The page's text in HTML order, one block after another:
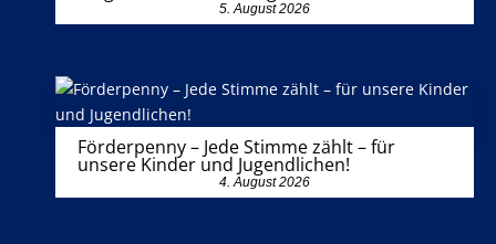
5. August 2026
Förderpenny – Jede Stimme zählt – für
unsere Kinder und Jugendlichen!
4. August 2026